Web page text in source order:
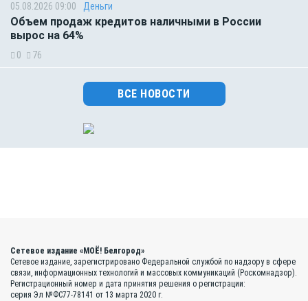
05.08.2026 09:00 Деньги
Объем продаж кредитов наличными в России
вырос на 64%
0 76
ВСЕ НОВОСТИ
Сетевое издание «МОЁ! Белгород»
Сетевое издание, зарегистрировано Федеральной службой по надзору в сфере
связи, информационных технологий и массовых коммуникаций (Роскомнадзор).
Регистрационный номер и дата принятия решения о регистрации:
серия Эл №ФС77-78141 от 13 марта 2020 г.